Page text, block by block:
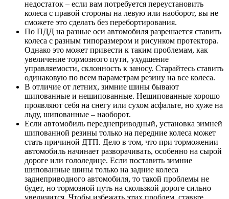
недостаток – если вам потребуется переустановить
колеса с правой стороны на левую или наоборот, вы не
сможете это сделать без перебортирования.
По ПДД на разные оси автомобиля разрешается ставить
колеса с разным типоразмером и рисунком протектора.
Однако это может привести к таким проблемам, как
увеличение тормозного пути, ухудшение
управляемости, склонность к заносу. Старайтесь ставить
одинаковую по всем параметрам резину на все колеса.
В отличие от летних, зимние шины бывают
шипованные и нешипованные. Нешипованные хорошо
проявляют себя на снегу или сухом асфальте, но хуже на
льду, шипованные – наоборот.
Если автомобиль переднеприводный, установка зимней
шипованной резины только на передние колеса может
стать причиной ДТП. Дело в том, что при торможении
автомобиль начинает разворачивать, особенно на сырой
дороге или гололедице. Если поставить зимние
шипованные шины только на задние колеса
заднеприводного автомобиля, то такой проблемы не
будет, но тормозной путь на скользкой дороге сильно